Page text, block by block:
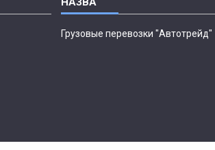
Грузовые перевозки "Автотрейд"